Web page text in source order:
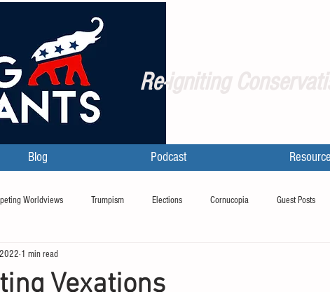
Re-igniting
Blog Podcast
Worldviews Trumpism Elections Cornucopia Guest Posts
Vexations
1 min read